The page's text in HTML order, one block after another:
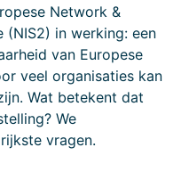
Network &
in werking: een
van Europese
veel organisaties kan
Wat betekent dat
We
vragen.